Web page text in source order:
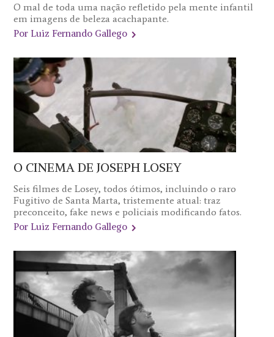
O mal de toda uma nação refletido pela mente infantil
em imagens de beleza acachapante.
Por Luiz Fernando Gallego
O CINEMA DE JOSEPH LOSEY
Seis filmes de Losey, todos ótimos, incluindo o raro
Fugitivo de Santa Marta, tristemente atual: traz
preconceito, fake news e policiais modificando fatos.
Por Luiz Fernando Gallego